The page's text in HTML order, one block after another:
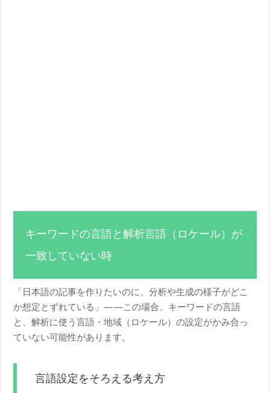
キーワードの言語と解析言語（ロケール）が
一致していない時
「日本語の記事を作りたいのに、分析や生成の様子がどこ
か想定とずれている」——この場合、キーワードの言語
と、解析に使う言語・地域（ロケール）の設定がかみ合っ
ていない可能性があります。
言語設定をそろえる考え方